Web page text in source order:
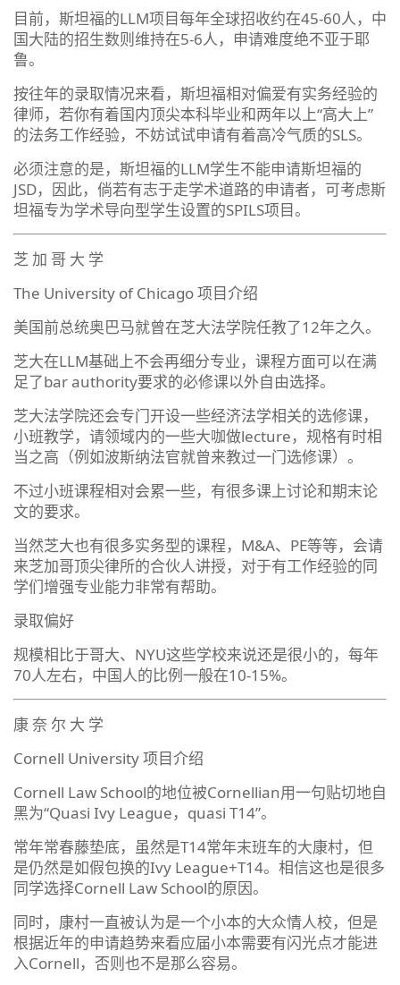
目前，斯坦福的LLM项目每年全球招收约在45-60人，中
国大陆的招生数则维持在5-6人，申请难度绝不亚于耶
鲁。
按往年的录取情况来看，斯坦福相对偏爱有实务经验的
律师，若你有着国内顶尖本科毕业和两年以上“高大上”
的法务工作经验，不妨试试申请有着高冷气质的SLS。
必须注意的是，斯坦福的LLM学生不能申请斯坦福的
JSD，因此，倘若有志于走学术道路的申请者，可考虑斯
坦福专为学术导向型学生设置的SPILS项目。
芝 加 哥 大 学
The University of Chicago 项目介绍
美国前总统奥巴马就曾在芝大法学院任教了12年之久。
芝大在LLM基础上不会再细分专业，课程方面可以在满
足了bar authority要求的必修课以外自由选择。
芝大法学院还会专门开设一些经济法学相关的选修课，
小班教学，请领域内的一些大咖做lecture，规格有时相
当之高（例如波斯纳法官就曾来教过一门选修课）。
不过小班课程相对会累一些，有很多课上讨论和期末论
文的要求。
当然芝大也有很多实务型的课程，M&A、PE等等，会请
来芝加哥顶尖律所的合伙人讲授，对于有工作经验的同
学们增强专业能力非常有帮助。
录取偏好
规模相比于哥大、NYU这些学校来说还是很小的，每年
70人左右，中国人的比例一般在10-15%。
康 奈 尔 大 学
Cornell University 项目介绍
Cornell Law School的地位被Cornellian用一句贴切地自
黑为“Quasi Ivy League，quasi T14”。
常年常春藤垫底，虽然是T14常年末班车的大康村，但
是仍然是如假包换的Ivy League+T14。相信这也是很多
同学选择Cornell Law School的原因。
同时，康村一直被认为是一个小本的大众情人校，但是
根据近年的申请趋势来看应届小本需要有闪光点才能进
入Cornell，否则也不是那么容易。